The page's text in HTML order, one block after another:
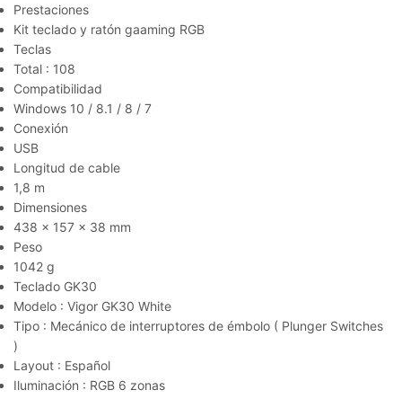
Prestaciones
Kit teclado y ratón gaaming RGB
Teclas
Total : 108
Compatibilidad
Windows 10 / 8.1 / 8 / 7
Conexión
USB
Longitud de cable
1,8 m
Dimensiones
438 x 157 x 38 mm
Peso
1042 g
Teclado GK30
Modelo : Vigor GK30 White
Tipo : Mecánico de interruptores de émbolo ( Plunger Switches
)
Layout : Español
Iluminación : RGB 6 zonas